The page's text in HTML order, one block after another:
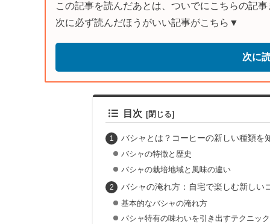
この記事を読んだあとは、ついでにこちらの記
次に必ず読んだほうがいい記事がこちら▼
次に
目次
バシャとは？コーヒーの新しい種類を
バシャの特徴と歴史
バシャの栽培地域と風味の違い
バシャの淹れ方：自宅で楽しむ新しい
基本的なバシャの淹れ方
バシャ特有の味わいを引き出すテクニック